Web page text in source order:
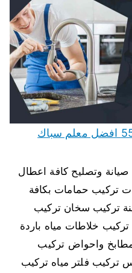
فني صحي القصور 55850065 افضل معلم سباك
وتصليح كافة اعطال
تركيب حمامات بكافة
تركيب سخان تركيب
خلاطات مياه باردة
واحواض تركيب
فلتر مياه تركيب